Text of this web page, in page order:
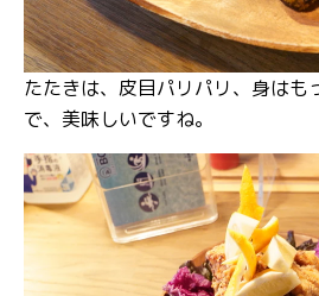
たたきは、皮目パリパリ、身はも
で、美味しいですね。